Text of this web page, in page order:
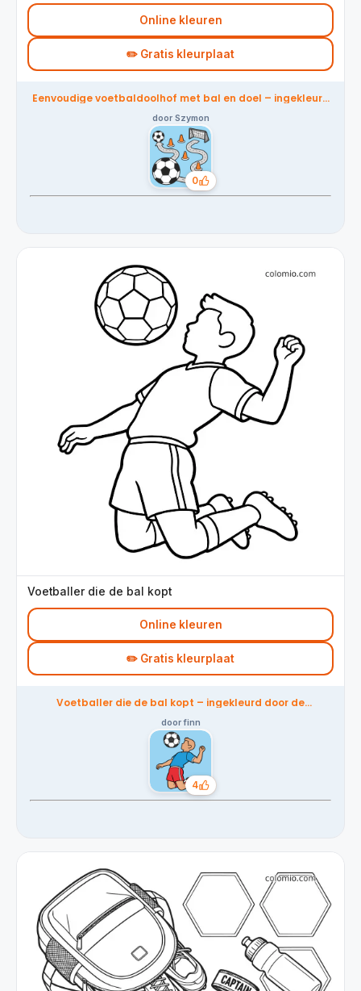
Online kleuren
✏️ Gratis kleurplaat
Eenvoudige voetbaldoolhof met bal en doel – ingekleurd
door Szymon
0
Likes
Voetballer die de bal kopt
Online kleuren
✏️ Gratis kleurplaat
Voetballer die de bal kopt – ingekleurd door de
door finn
4
Likes